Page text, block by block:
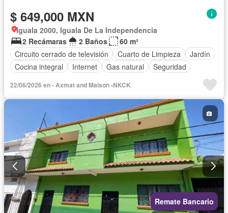
$ 649,000 MXN
Iguala 2000, Iguala De La Independencia
2 Recámaras
2 Baños
60 m²
Circuito cerrado de televisión
Cuarto de Limpieza
Jardín
Cocina integral
Internet Gas natural Seguridad
22/06/2026 en - Axmat and Maison -NKCK
Remate Bancario